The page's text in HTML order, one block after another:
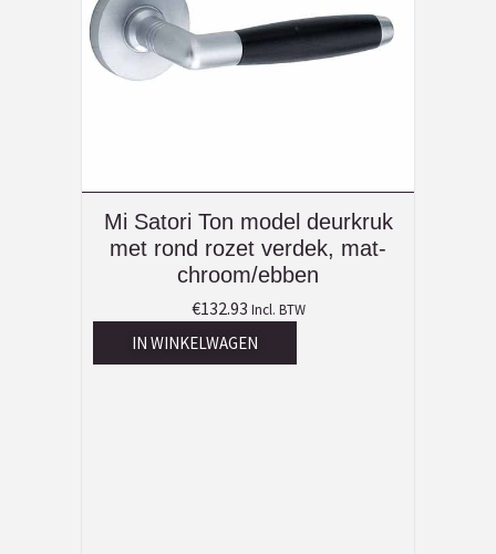
Mi Satori Ton model deurkruk
met rond rozet verdek, mat-
chroom/ebben
€132.93 Incl. BTW
IN WINKELWAGEN